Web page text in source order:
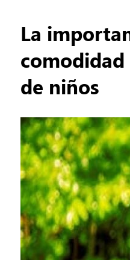
La
de niños